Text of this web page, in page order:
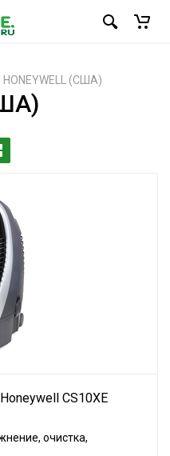
HONEYWELL (США)
CS10XE
очистка,